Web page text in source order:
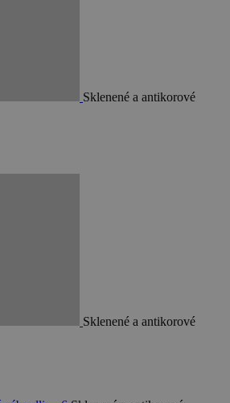
Sklenené a antikorové
Sklenené a antikorové